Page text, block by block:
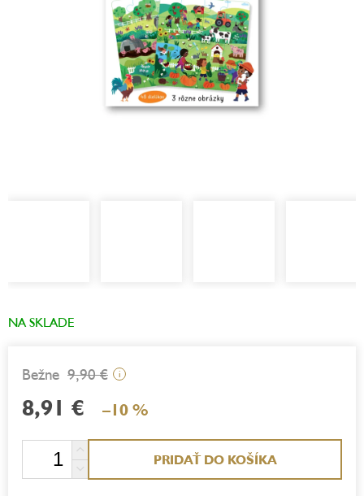
NA SKLADE
9,90 € i
8,91 € –10 %
PRIDAŤ DO KOŠÍKA